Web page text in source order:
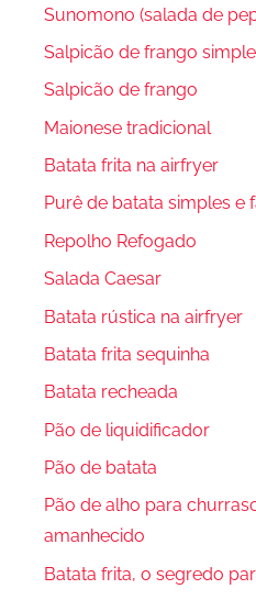
Sunomono (salada de
Salpicão de frango
Salpicão de frango
Maionese tradicional
Batata frita na airfryer
Purê de batata simples e
Repolho Refogado
Salada Caesar
Batata rústica na airfryer
Batata frita sequinha
Batata recheada
Pão de liquidificador
Pão de batata
Pão de alho para
amanhecido
Batata frita, o segredo